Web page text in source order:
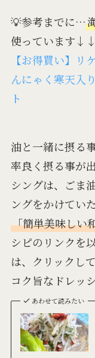
💡参考までに…
使っています↓↓
【お得買い】リ
んにゃく寒天入
ト
油と一緒に摂る
率良く摂る事が
シングは、ごま
ングをかけてい
「簡単美味しい
シピのリンクを
は、クリックし
コク旨なドレッ
あわせて読みたい